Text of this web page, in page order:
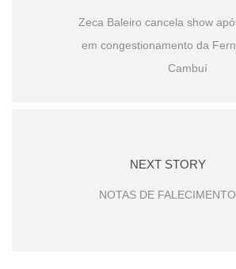
Zeca Baleiro cancela show
em congestionamento da
Cambuí
NEXT STORY
NOTAS DE FALECIMENTO